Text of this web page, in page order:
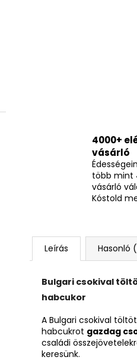
4000+
vásárló
több mint
vásárló
Kóstold
Leírás Hasonló
Bulgari csokival
habcukor
A Bulgari csokival
habcukrot gazdag
családi
keresünk.